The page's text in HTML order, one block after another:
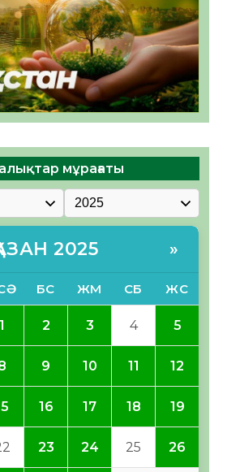
мұрағаты
2025 »
БС ЖМ СБ ЖС
1 2 3 4 5
9 10 11 12
16 17 18 19
23 24 25 26